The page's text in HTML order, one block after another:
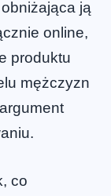
ją
online,
produktu
mężczyzn
co